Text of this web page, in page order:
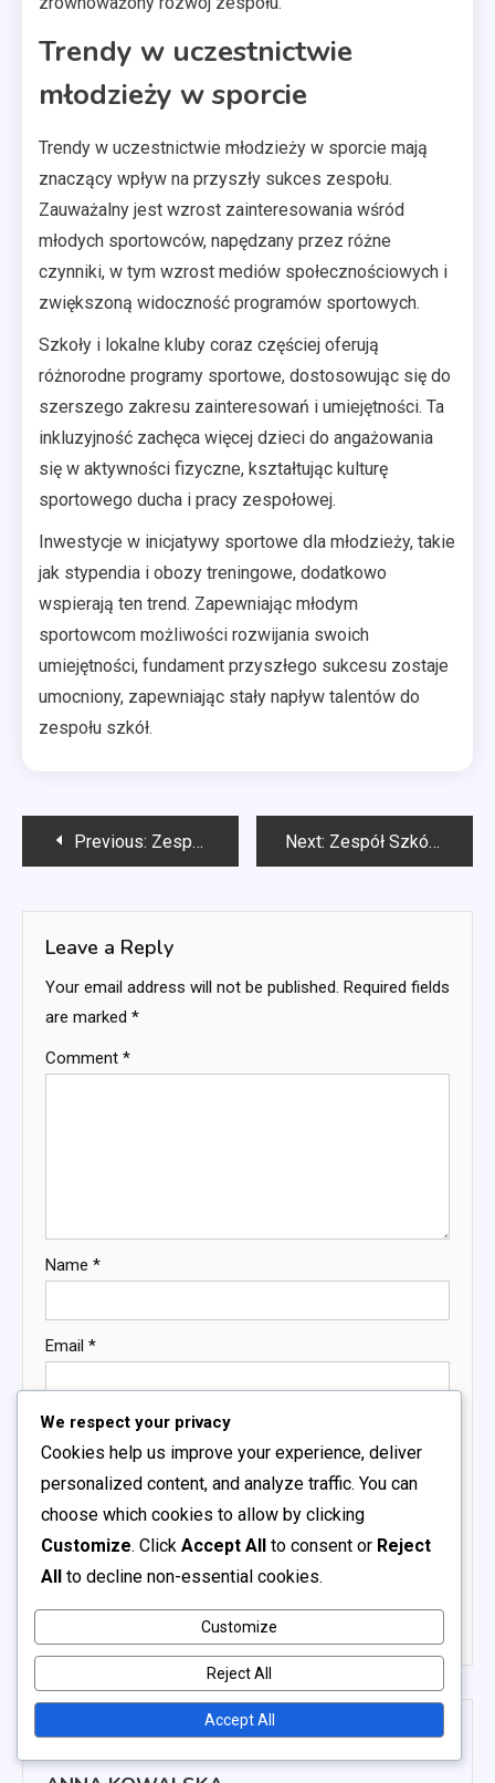
Trendy w uczestnictwie
młodzieży w sporcie
Trendy w uczestnictwie młodzieży w sporcie mają
znaczący wpływ na przyszły sukces zespołu.
Zauważalny jest wzrost zainteresowania wśród
młodych sportowców, napędzany przez różne
czynniki, w tym wzrost mediów społecznościowych i
zwiększoną widoczność programów sportowych.
Szkoły i lokalne kluby coraz częściej oferują
różnorodne programy sportowe, dostosowując się do
szerszego zakresu zainteresowań i umiejętności. Ta
inkluzyjność zachęca więcej dzieci do angażowania
się w aktywności fizyczne, kształtując kulturę
sportowego ducha i pracy zespołowej.
Inwestycje w inicjatywy sportowe dla młodzieży, takie
jak stypendia i obozy treningowe, dodatkowo
wspierają ten trend. Zapewniając młodym
sportowcom możliwości rozwijania swoich
umiejętności, fundament przyszłego sukcesu zostaje
umocniony, zapewniając stały napływ talentów do
zespołu szkół.
PostPrevious: Zespół Szkół w Australii: Podejścia taktyczne, Strategie gry, Dynamika graczy Next: Zespół Szkół Francji: Rozwój młodzieży, Wyniki meczów, Statystyki graczy
Leave a Reply
Your email address will not be published. Required fields
are marked *
Comment *
Name *
Email *
Website
Save my name, email, and website in this browser for
the next time I comment.
We respect your privacy
Cookies help us improve your experience, deliver
personalized content, and analyze traffic. You can
choose which cookies to allow by clicking
Customize. Click Accept All to consent or Reject
All to decline non-essential cookies.
Customize
Reject All
Accept All